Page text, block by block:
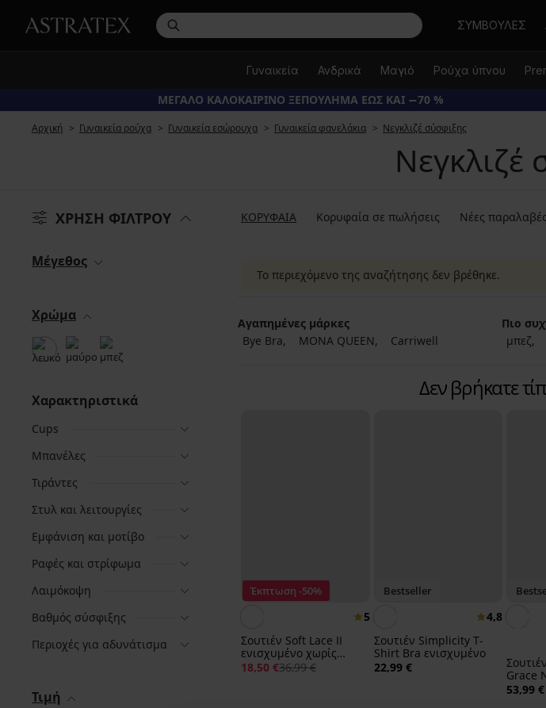
Αναζήτηση
ΣΥΜΒΟΥΛΕΣ
Γυναικεία Ανδρικά Μαγιό Ρούχα ύπνου
ΜΕΓΑΛΟ ΚΑΛΟΚΑΙΡΙΝΟ ΞΕΠΟΥΛΗΜΑ ΕΩΣ ΚΑΙ −70 %
Αρχική Γυναικεία ρούχα Γυναικεία εσώρουχα Γυναικεία φανελάκια Νεγκλιζέ σύσφιξης
Νεγκλιζέ
ΧΡΗΣΗ ΦΙΛΤΡΟΥ ΚΟΡΥΦΑΙΑ Κορυφαία σε πωλήσεις Νέες παραλαβές
Μέγεθος
Χρώμα
Χαρακτηριστικά
Cups
Μπανέλες
Τιράντες
Στυλ και λειτουργίες
Εμφάνιση και μοτίβο
Ραφές και στρίφωμα
Λαιμόκοψη
Βαθμός σύσφιξης
Περιοχές για αδυνάτισμα
Τιμή
Το περιεχόμενο της αναζήτησης δεν βρέθηκε.
Αγαπημένες μάρκες
Bye Bra
MONA QUEEN Carriwell
Πιο
μπεζ
Δεν βρήκατε
Έκπτωση -50%
5
Σουτιέν Soft Lace II
ενισχυμένο χωρίς
μπανέλες
18,50 €36,99 €
Bestseller
4,8
Σουτιέν Simplicity T-
Shirt Bra ενισχυμένο
22,99 €
Grace
53,99 €